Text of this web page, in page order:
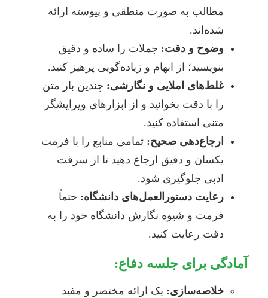
مطالب به صورت منطقی و پیوسته ارائه
شده‌اند.
وضوح و دقت: جملات را ساده و دقیق
بنویسید؛ از ابهام و زیاده‌گویی پرهیز کنید.
غلط‌های املایی و نگارشی: چندین بار متن
را با دقت بخوانید و از ابزارهای ویرایشگر
متنی استفاده کنید.
ارجاع‌دهی صحیح: تمامی منابع را با فرمت
یکسان و دقیق ارجاع دهید تا از سرقت
ادبی جلوگیری شود.
رعایت دستورالعمل‌های دانشگاه: حتماً
فرمت و شیوه نگارش دانشگاه خود را به
دقت رعایت کنید.
آمادگی برای جلسه دفاع:
خلاصه‌سازی: یک ارائه مختصر و مفید